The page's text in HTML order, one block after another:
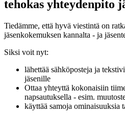
tehokas yhteydenpito
Tiedämme, että hyvä viestintä on
jäsenkokemuksen kannalta - ja
Siksi voit nyt:
lähettää sähköposteja ja
jäsenille
Ottaa yhteyttä kokonaisiin
napsautuksella - esim.
käyttää samoja ominaisuuksia